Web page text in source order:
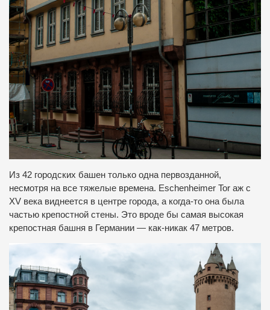
Из 42 городских башен только одна первозданной,
несмотря на все тяжелые времена. Eschenheimer Tor аж с
XV века виднеется в центре города, а когда-то она была
частью крепостной стены. Это вроде бы самая высокая
крепостная башня в Германии — как-никак 47 метров.